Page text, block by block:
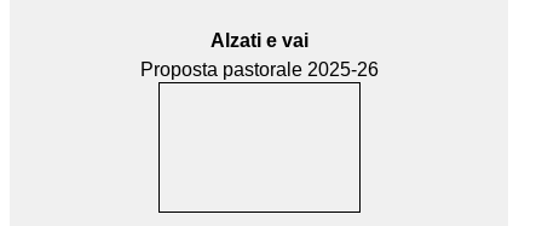
Alzati e vai
Proposta pastorale 2025-26